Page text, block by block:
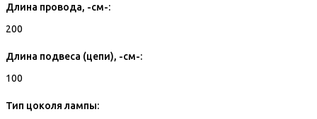
Длина провода, -см-:
200
Длина подвеса (цепи), -см-:
100
Тип цоколя лампы: